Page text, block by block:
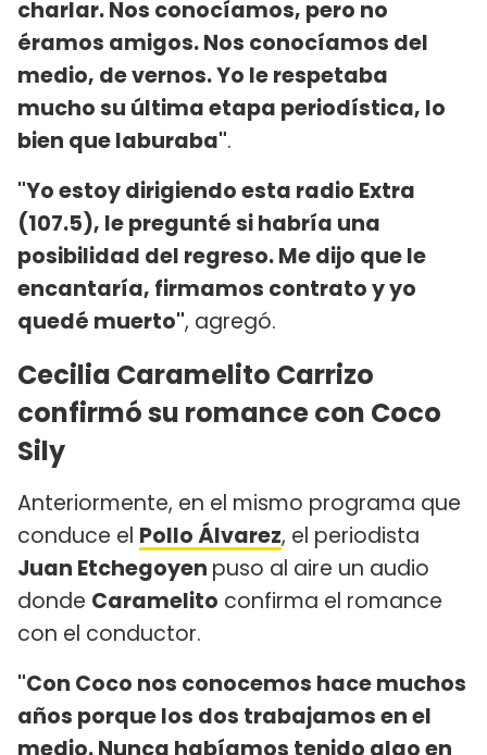
charlar. Nos conocíamos, pero no
éramos amigos. Nos conocíamos del
medio, de vernos. Yo le respetaba
mucho su última etapa periodística, lo
bien que laburaba".
"Yo estoy dirigiendo esta radio Extra
(107.5), le pregunté si habría una
posibilidad del regreso. Me dijo que le
encantaría, firmamos contrato y yo
quedé muerto", agregó.
Cecilia Caramelito Carrizo
confirmó su romance con Coco
Sily
Anteriormente, en el mismo programa que
conduce el Pollo Álvarez, el periodista
Juan Etchegoyen puso al aire un audio
donde Caramelito confirma el romance
con el conductor.
"Con Coco nos conocemos hace muchos
años porque los dos trabajamos en el
medio. Nunca habíamos tenido algo en